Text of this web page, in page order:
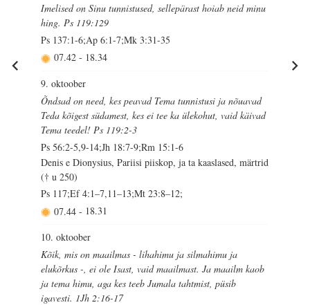
Imelised on Sinu tunnistused, sellepärast hoiab neid minu
hing. Ps 119:129
Ps 137:1-6;Ap 6:1-7;Mk 3:31-35
07.42 - 18.34
9. oktoober
Õndsad on need, kes peavad Tema tunnistusi ja nõuavad
Teda kõigest südamest, kes ei tee ka ülekohut, vaid käivad
Tema teedel! Ps 119:2-3
Ps 56:2-5,9-14;Jh 18:7-9;Rm 15:1-6
Denis e Dionysius, Pariisi piiskop, ja ta kaaslased, märtrid
(† u 250)
Ps 117;Ef 4:1–7,11–13;Mt 23:8–12;
07.44 - 18.31
10. oktoober
Kõik, mis on maailmas - lihahimu ja silmahimu ja
elukõrkus -, ei ole Isast, vaid maailmast. Ja maailm kaob
ja tema himu, aga kes teeb Jumala tahtmist, püsib
igavesti. 1Jh 2:16-17